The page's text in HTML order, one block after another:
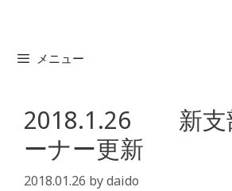
メニュー
2018.1.26 新支
ーナー更新
2018.01.26 bydaido